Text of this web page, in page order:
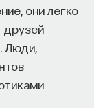
они легко
друзей
Люди,